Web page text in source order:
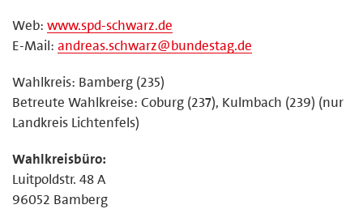
Web: www.spd-schwarz.de
E-Mail: andreas.schwarz@bundestag.de
Wahlkreis: Bamberg (235)
Betreute Wahlkreise: Coburg (237), Kulmbach (239) (nur
Landkreis Lichtenfels)
Wahlkreisbüro:
Luitpoldstr. 48 A
96052 Bamberg